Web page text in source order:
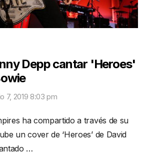
Depp cantar 'Heroes'
7, 2019 8:03 pm
ha compartido a través de su
un cover de ‘Heroes’ de David
…